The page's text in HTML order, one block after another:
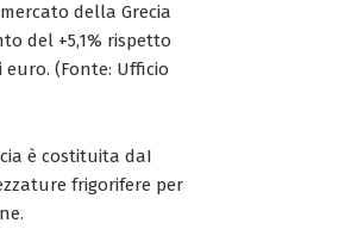
della Grecia
del +5,1% rispetto
(Fonte: Ufficio
è costituita daI
frigorifere per